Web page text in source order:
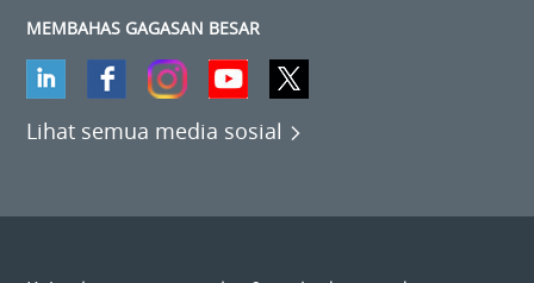
MEMBAHAS GAGASAN BESAR
Lihat semua media sosial